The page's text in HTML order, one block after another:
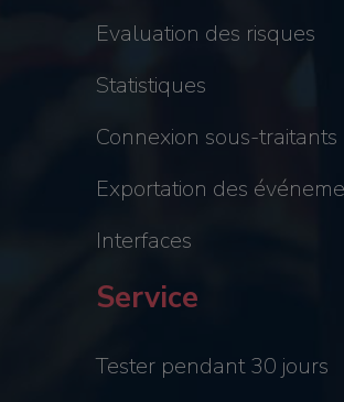
Evaluation des risques
Statistiques
Connexion sous-traitants
Exportation des
Interfaces
Service
Tester pendant 30 jours